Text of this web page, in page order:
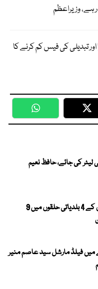
ہے، وزیراعظم
تبدیلی کی فیس کم کرنے کا
WhatsApp
228 روپے فی لیٹر کی جائے، حافظ نعیم
الیکشن کمیشن نے بلوچستان کے 4 بلدیاتی حلقوں میں 9
فیلڈ مارشل سید عاصم منیر